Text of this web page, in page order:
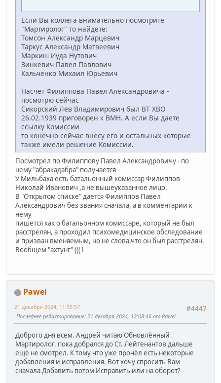
Если Вы коллега внимательно посмотрите
"Мартиролог" то найдете:
Томсон Александр Марцевич
Таркус Александр Матвеевич
Маркиш Иуда Нутович
Зинкевич Павел Павлович
Кальченко Михаил Юрьевич
Насчет Филиппова Павел Александровича -
посмотрю сейчас
Сикорский Лев Владимирович был ВТ ХВО
26.02.1939 приговорен к ВМН. А если Вы даете
ссылку Комиссии
то конечно сейчас внесу его и остальных которые
также имели решение Комиссии.
Посмотрел по Филиппову Павел Александровичу - по
нему "абракадабра" получается -
У Мильбаха есть батальонный комиссар Филиппов
Николай Иванович ,а не вышеуказанное лицо.
В "Открытом списке" дается Филиппов Павел
Александрович без звания сначала, а в комментарии к
нему
пишется как о батальонном комиссаре, который не был
расстрелян, а проходил психомедицинское обследование
и призван вменяемым, но не слова,что он был расстрелян.
Вообщем "ахтунг" ((( !
Pawel
#4447
21 декабря 2024, 11:55:57
Последнее редактирование: 21 декабря 2024, 12:08:46 от Pawel
Доброго дня всем. Андрей читаю Обновлённый
Мартиролог, пока добрался до Ст. Лейтенантов дальше
ещё не смотрел. К тому что уже прочёл есть некоторые
добавления и исправления. Вот хочу спросить Вам
сначала Добавить потом Исправить или на оборот?